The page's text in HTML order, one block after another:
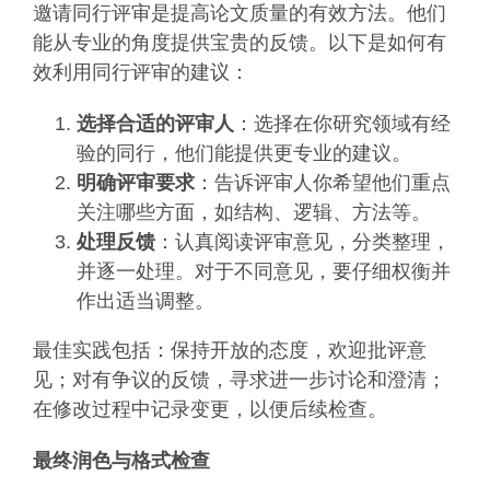
邀请同行评审是提高论文质量的有效方法。他们
能从专业的角度提供宝贵的反馈。以下是如何有
效利用同行评审的建议：
选择合适的评审人 ：选择在你研究领域有经
验的同行，他们能提供更专业的建议。
明确评审要求 ：告诉评审人你希望他们重点
关注哪些方面，如结构、逻辑、方法等。
处理反馈：认真阅读评审意见，分类整理，
并逐一处理。对于不同意见，要仔细权衡并
作出适当调整。
最佳实践包括：保持开放的态度，欢迎批评意
见；对有争议的反馈，寻求进一步讨论和澄清；
在修改过程中记录变更，以便后续检查。
最终润色与格式检查